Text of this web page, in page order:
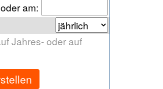
oder am:
Jahres- oder auf